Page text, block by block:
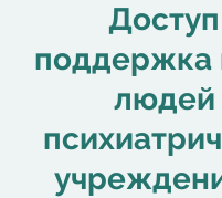
поддержка
людей